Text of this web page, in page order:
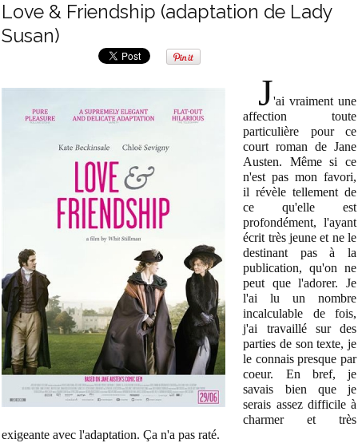
Love & Friendship (adaptation de Lady
Susan)
J'ai vraiment une
affection toute
particulière pour ce
court roman de Jane
Austen. Même si ce
n'est pas mon favori,
il révèle tellement de
ce qu'elle est
profondément, l'ayant
écrit très jeune et ne le
destinant pas à la
publication, qu'on ne
peut que l'adorer. Je
l'ai lu un nombre
incalculable de fois,
j'ai travaillé sur des
parties de son texte, je
le connais presque par
coeur. En bref, je
savais bien que je
serais assez difficile à
charmer et très
exigeante avec l'adaptation. Ça n'a pas raté.